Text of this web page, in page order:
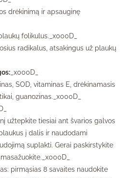
drėkinimą ir apsauginę
folikulus._x000D_
radikalus, atsakingus už plaukų
_x000D_
SOD, vitaminas E, drėkinamasis
guanozinas._x000D_
užtepkite tiesiai ant švarios galvos
į dalis ir naudodami
suplakti. Gerai paskirstykite
pirmąsias 8 savaites naudokite